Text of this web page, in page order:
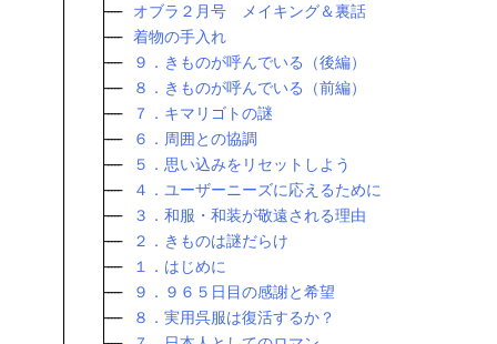
オブラ２月号 メイキング＆裏話
着物の手入れ
９．きものが呼んでいる（後編）
８．きものが呼んでいる（前編）
７．キマリゴトの謎
６．周囲との協調
５．思い込みをリセットしよう
４．ユーザーニーズに応えるために
３．和服・和装が敬遠される理由
２．きものは謎だらけ
１．はじめに
９．９６５日目の感謝と希望
８．実用呉服は復活するか？